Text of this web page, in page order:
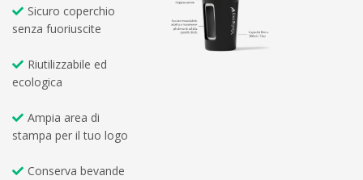
Sicuro coperchio
senza fuoriuscite
Riutilizzabile ed
ecologica
Ampia area di
stampa per il tuo logo
Conserva bevande